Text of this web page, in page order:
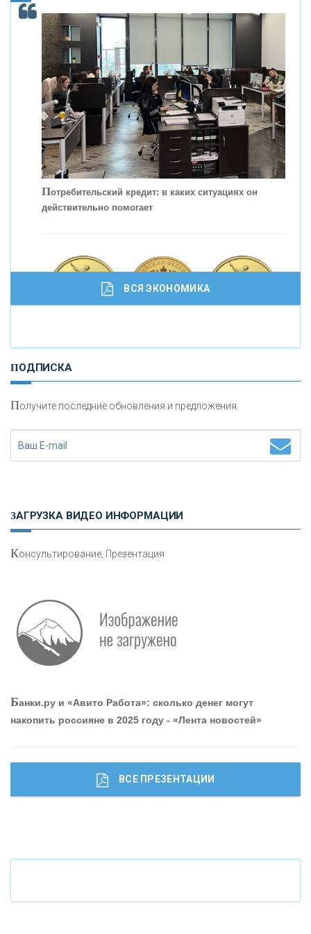
Скорость - один из главных трендов в
кредитовании бизнеса - «Интервью»
Работа мечты. Что банки делают для того, чтобы
привлечь и удержать персонал - «Интервью»
Потребительский кредит: в каких ситуациях он
действительно помогает
И
сохранения и увеличения капитала
Что будет с наличными деньгами при цифровом
ВСЯ ЭКОНОМИКА
ПОДПИСКА
Получите последние обновления и предложения.
ЗАГРУЗКА ВИДЕО ИНФОРМАЦИИ
Консультирование, Презентация
Банки.ру и «Авито Работа»: сколько денег могут
накопить россияне в 2025 году - «Лента новостей»
ВСЕ ПРЕЗЕНТАЦИИ